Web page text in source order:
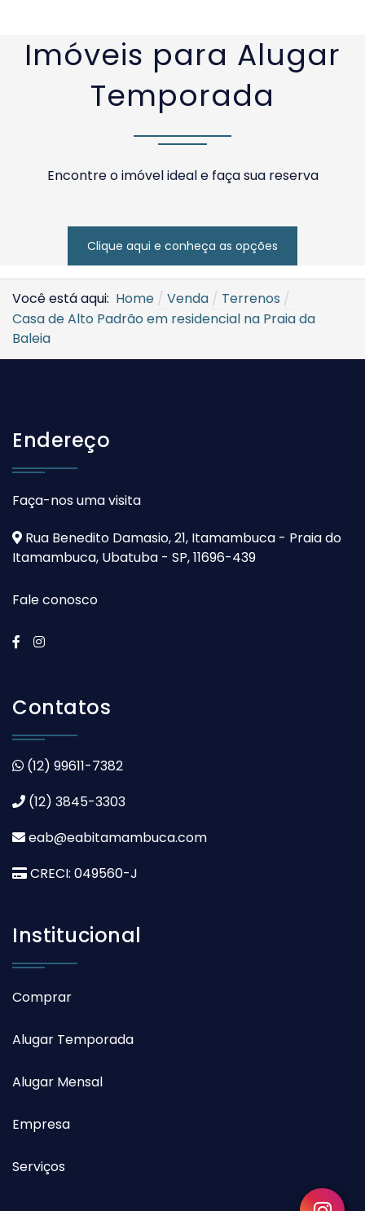
Imóveis para Alugar
Temporada
Encontre o imóvel ideal e faça sua reserva
Clique aqui e conheça as opções
Você está aqui: Home Venda
Terrenos
Casa de Alto Padrão em residencial na Praia da
Baleia
Endereço
Faça-nos uma visita
Rua Benedito Damasio, 21, Itamambuca - Praia do
Itamambuca, Ubatuba - SP, 11696-439
Fale conosco
Contatos
(12) 99611-7382
(12) 3845-3303
eab@eabitamambuca.com
CRECI: 049560-J
Institucional
Comprar
Alugar Temporada
Alugar Mensal
Empresa
Serviços